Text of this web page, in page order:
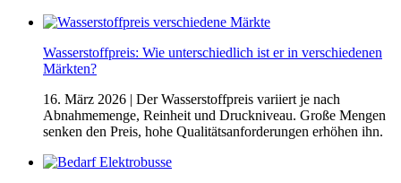
Wasserstoffpreis: Wie unterschiedlich ist er in verschiedenen
Märkten?
16. März 2026 | Der Wasserstoffpreis variiert je nach
Abnahmemenge, Reinheit und Druckniveau. Große Mengen
senken den Preis, hohe Qualitätsanforderungen erhöhen ihn.